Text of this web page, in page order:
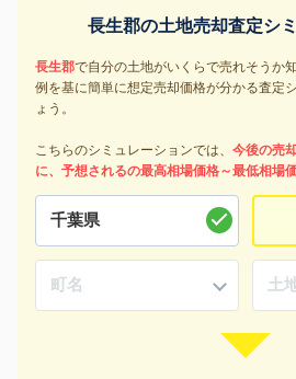
長生郡の土地売却査定シ
長生郡で自分の土地がいくらで売れそうか
例を基に簡単に想定売却価格が分かる査定
ょう。
こちらのシミュレーションでは、 今後の売
に、予想されるの最高相場価格～最低相場